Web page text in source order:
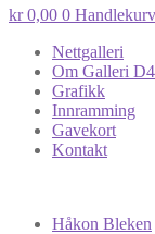
kr0,00 0 Handlekurv
Nettgalleri
Om Galleri
Grafikk
Innramming
Gavekort
Kontakt
Håkon Bleken